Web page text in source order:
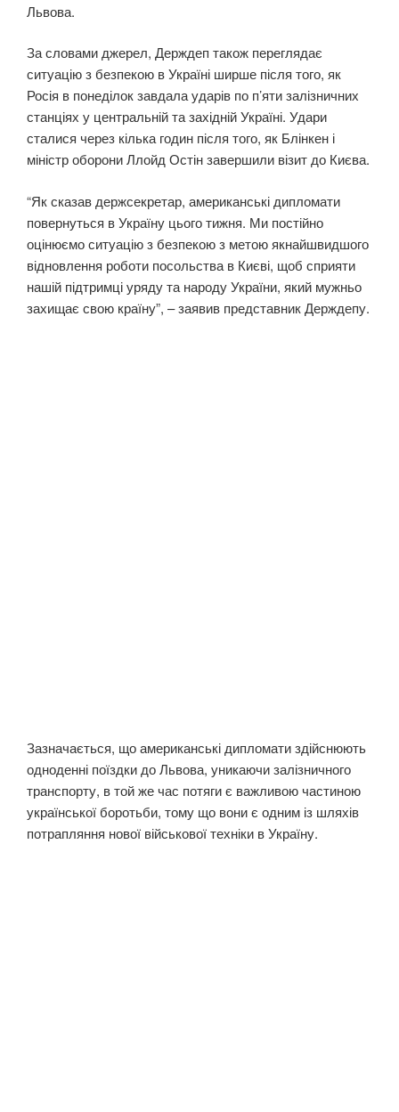
Львова.
За словами джерел, Держдеп також переглядає
ситуацію з безпекою в Україні ширше після того, як
Росія в понеділок завдала ударів по п’яти залізничних
станціях у центральній та західній Україні. Удари
сталися через кілька годин після того, як Блінкен і
міністр оборони Ллойд Остін завершили візит до Києва.
“Як сказав держсекретар, американські дипломати
повернуться в Україну цього тижня. Ми постійно
оцінюємо ситуацію з безпекою з метою якнайшвидшого
відновлення роботи посольства в Києві, щоб сприяти
нашій підтримці уряду та народу України, який мужньо
захищає свою країну”, – заявив представник Держдепу.
Зазначається, що американські дипломати здійснюють
одноденні поїздки до Львова, уникаючи залізничного
транспорту, в той же час потяги є важливою частиною
української боротьби, тому що вони є одним із шляхів
потрапляння нової військової техніки в Україну.